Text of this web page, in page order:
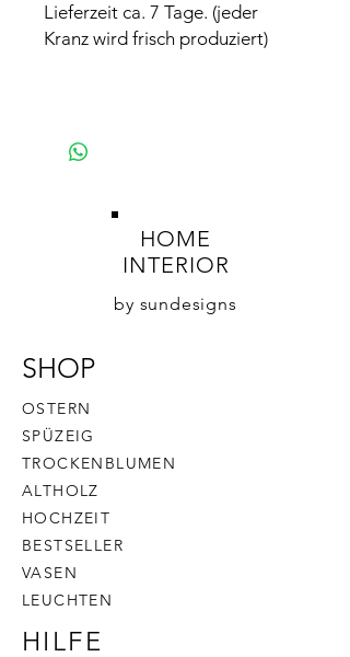
Lieferzeit ca. 7 Tage. (jeder
Kranz wird frisch produziert)
HOME
INTERIOR
by sundesigns
SHOP
OSTERN
SPÜZEIG
TROCKENBLUMEN
ALTHOLZ
HOCHZEIT
BESTSELLER
VASEN
LEUCHTEN
HILFE